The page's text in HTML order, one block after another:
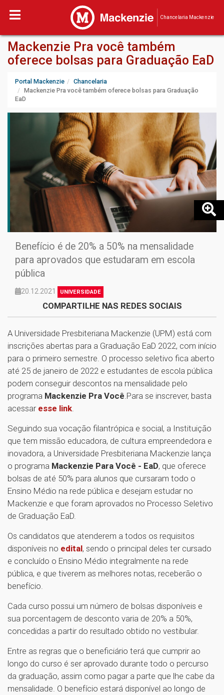
Chancelaria Mackenzie
Mackenzie Pra você também
oferece bolsas para Graduação EaD
Portal Mackenzie
Chancelaria
Mackenzie Pra você também oferece bolsas para Graduação
EaD
Benefício é de 20% a 50% na mensalidade
para aprovados que estudaram em escola
pública
20.12.2021 UNIVERSIDADE
COMPARTILHE NAS REDES SOCIAIS
A Universidade Presbiteriana Mackenzie (UPM) está com
inscrições abertas para a Graduação EaD 2022, com início
para o primeiro semestre. O processo seletivo fica aberto
até 25 de janeiro de 2022 e estudantes de escola pública
podem conseguir descontos na mensalidade pelo
programa Mackenzie Pra Você .Para se inscrever, basta
acessar esse link
Seguindo sua vocação filantrópica e social, a Instituição
que tem missão educadora, de cultura empreendedora e
inovadora, a Universidade Presbiteriana Mackenzie lança
o programa Mackenzie Para Você - EaD, que oferece
bolsas de até 50% para alunos que cursaram todo o
Ensino Médio na rede pública e desejam estudar no
Mackenzie e que foram aprovados no Processo Seletivo
de Graduação EaD.
Os candidatos que atenderem a todos os requisitos
disponíveis no edital, sendo o principal deles ter cursado
e concluído o Ensino Médio integralmente na rede
pública, e que tiverem as melhores notas, receberão o
benefício.
Cada curso possui um número de bolsas disponíveis e
sua porcentagem de desconto varia de 20% a 50%,
concedidas a partir do resultado obtido no vestibular.
Entre as regras que o beneficiário terá que cumprir ao
longo do curso é ser aprovado durante todo o percurso
da graduação, assim como pagar a parte que lhe cabe da
mensalidade. O benefício estará disponível ao longo de